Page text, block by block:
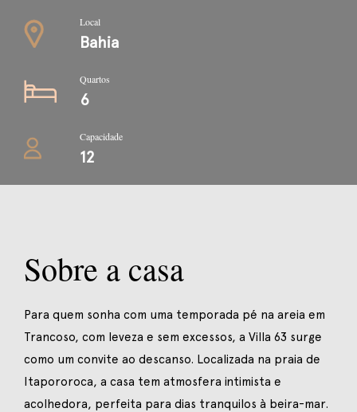
Local
Bahia
Quartos
6
Capacidade
12
Sobre a casa
Para quem sonha com uma temporada pé na areia em
Trancoso, com leveza e sem excessos, a Villa 63 surge
como um convite ao descanso. Localizada na praia de
Itapororoca, a casa tem atmosfera intimista e
acolhedora, perfeita para dias tranquilos à beira-mar.